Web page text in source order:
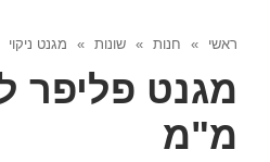
ראשי » חנות » שונות » מגנט ניקוי
מ"מ